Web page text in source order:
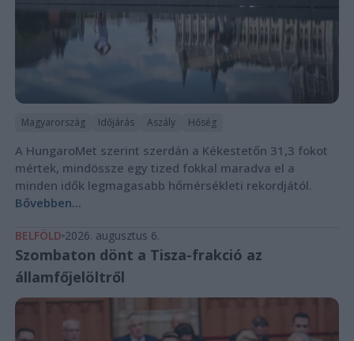
Magyarország Időjárás Aszály Hőség
A HungaroMet szerint szerdán a Kékestetőn 31,3 fokot
mértek, mindössze egy tized fokkal maradva el a
minden idők legmagasabb hőmérsékleti rekordjától.
Bővebben...
BELFÖLD 2026. augusztus 6.
Szombaton dönt a Tisza-frakció az
államfőjelöltről